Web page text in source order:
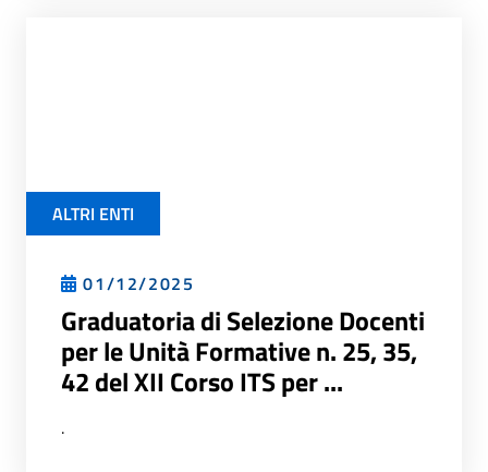
ALTRI ENTI
01/12/2025
Graduatoria di Selezione Docenti
per le Unità Formative n. 25, 35,
42 del XII Corso ITS per ...
.